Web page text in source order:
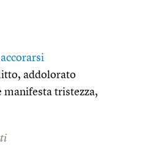
accorarsi
addolorato
manifesta tristezza,